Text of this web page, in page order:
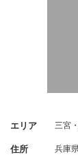
エリア 三宮
住所 兵庫県